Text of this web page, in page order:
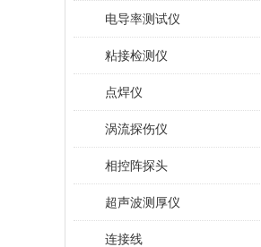
电导率测试仪
粘接检测仪
点焊仪
涡流探伤仪
相控阵探头
超声波测厚仪
连接线